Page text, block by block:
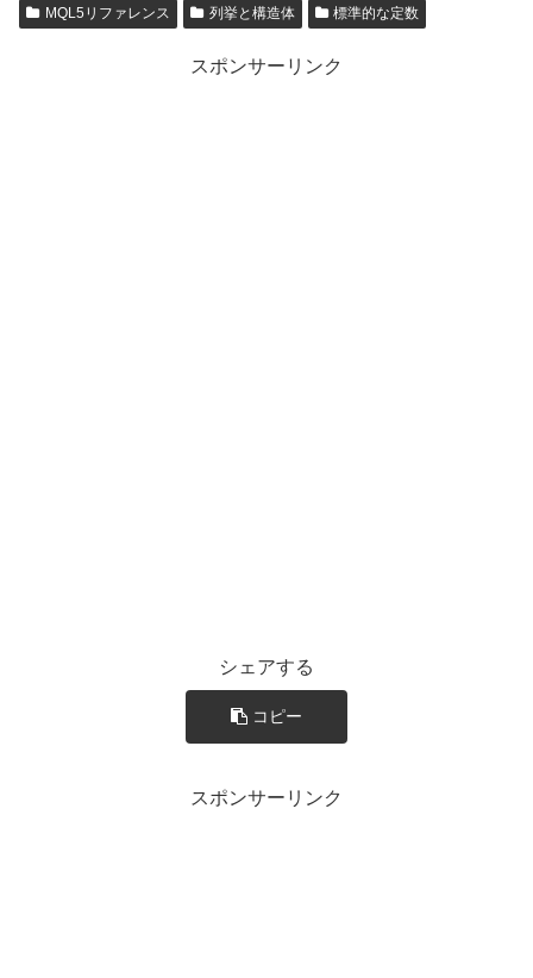
MQL5リファレンス 列挙と構造体 標準的な定数
スポンサーリンク
シェアする
コピー
スポンサーリンク